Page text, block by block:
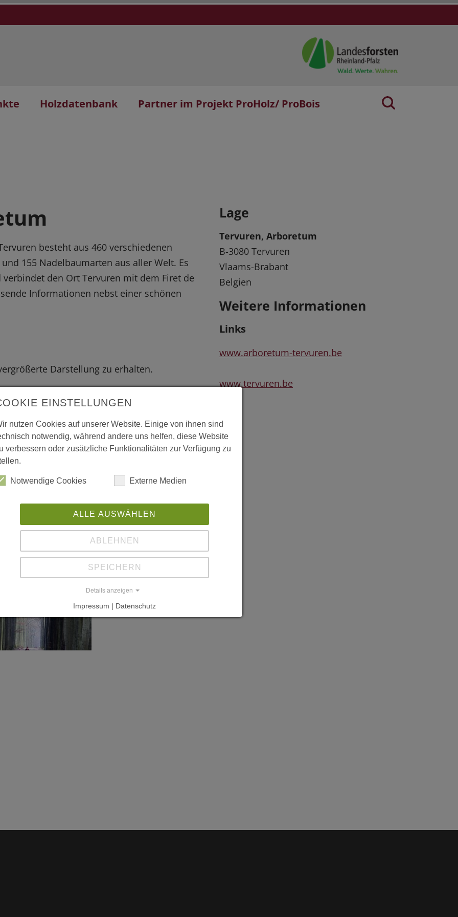
Holzdatenbank Partner im Projekt ProHolz/ ProBois
besteht aus 460 verschiedenen
155 Nadelbaumarten aus aller Welt. Es
den Ort Tervuren mit dem Firet de
Informationen nebst einer schönen
Darstellung zu erhalten.
Lage
Tervuren, Arboretum
B-3080 Tervuren
Vlaams-Brabant
Belgien
Weitere Informationen
Links
www.arboretum-tervuren.be
www.tervuren.be
EINSTELLUNGEN
nutzen Cookies auf unserer Website. Einige von ihnen sind
notwendig, während andere uns helfen, diese Website
verbessern oder zusätzliche Funktionalitäten zur Verfügung zu
Notwendige Cookies Externe Medien
ALLE AUSWÄHLEN
ABLEHNEN
SPEICHERN
Details anzeigen
Impressum | Datenschutz